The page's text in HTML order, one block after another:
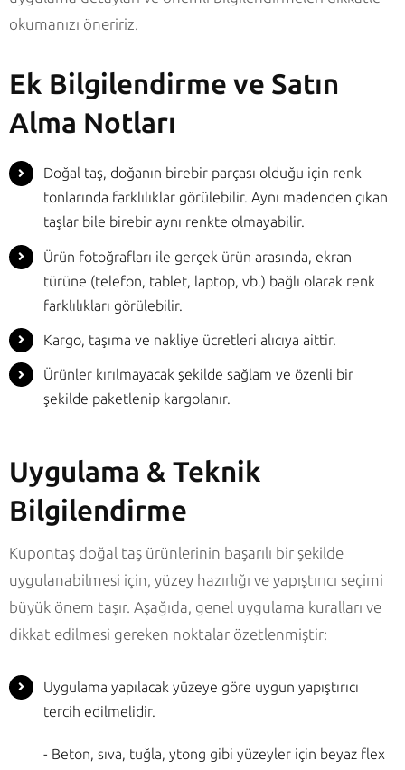
okumanızı öneririz.
Ek Bilgilendirme ve Satın
Alma Notları
Doğal taş, doğanın birebir parçası olduğu için renk
tonlarında farklılıklar görülebilir. Aynı madenden çıkan
taşlar bile birebir aynı renkte olmayabilir.
Ürün fotoğrafları ile gerçek ürün arasında, ekran
türüne (telefon, tablet, laptop, vb.) bağlı olarak renk
farklılıkları görülebilir.
Kargo, taşıma ve nakliye ücretleri alıcıya aittir.
Ürünler kırılmayacak şekilde sağlam ve özenli bir
şekilde paketlenip kargolanır.
Uygulama & Teknik
Bilgilendirme
Kupontaş doğal taş ürünlerinin başarılı bir şekilde
uygulanabilmesi için, yüzey hazırlığı ve yapıştırıcı seçimi
büyük önem taşır. Aşağıda, genel uygulama kuralları ve
dikkat edilmesi gereken noktalar özetlenmiştir:
Uygulama yapılacak yüzeye göre uygun yapıştırıcı
tercih edilmelidir.
- Beton, sıva, tuğla, ytong gibi yüzeyler için beyaz flex